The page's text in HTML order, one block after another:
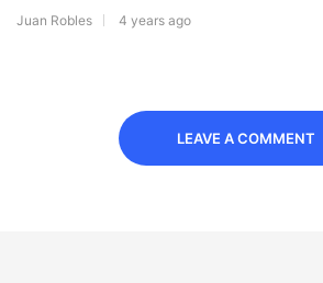
Juan Robles 4 years ago
LEAVE A COMMENT